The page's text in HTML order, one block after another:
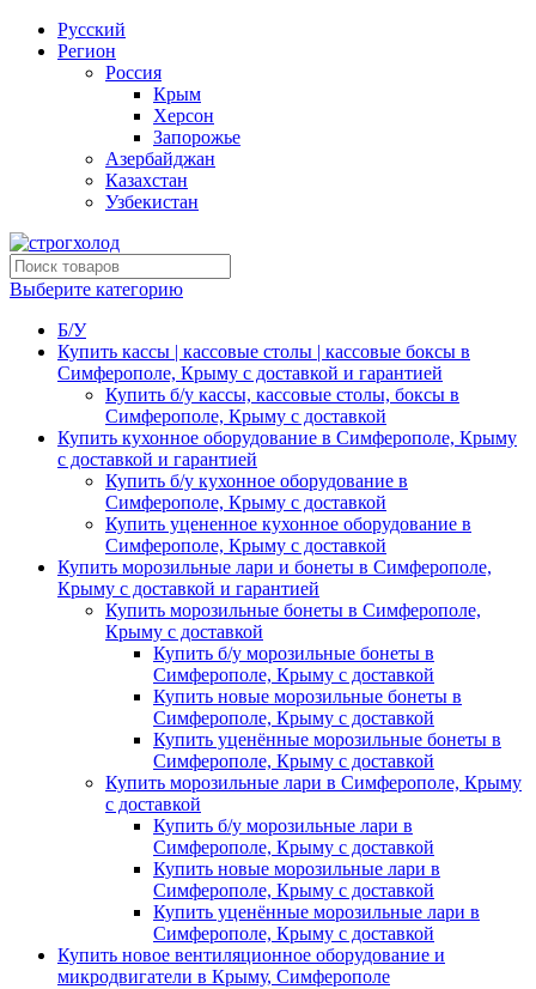
Русский
Регион
Россия
Крым
Херсон
Запорожье
Азербайджан
Казахстан
Узбекистан
Выберите категорию
Б/У
Купить кассы | кассовые столы | кассовые боксы в
Симферополе, Крыму с доставкой и гарантией
Купить б/у кассы, кассовые столы, боксы в
Симферополе, Крыму с доставкой
Купить кухонное оборудование в Симферополе, Крыму
с доставкой и гарантией
Купить б/у кухонное оборудование в
Симферополе, Крыму с доставкой
Купить уцененное кухонное оборудование в
Симферополе, Крыму с доставкой
Купить морозильные лари и бонеты в Симферополе,
Крыму с доставкой и гарантией
Купить морозильные бонеты в Симферополе,
Крыму с доставкой
Купить б/у морозильные бонеты в
Симферополе, Крыму с доставкой
Купить новые морозильные бонеты в
Симферополе, Крыму с доставкой
Купить уценённые морозильные бонеты в
Симферополе, Крыму с доставкой
Купить морозильные лари в Симферополе, Крыму
с доставкой
Купить б/у морозильные лари в
Симферополе, Крыму с доставкой
Купить новые морозильные лари в
Симферополе, Крыму с доставкой
Купить уценённые морозильные лари в
Симферополе, Крыму с доставкой
Купить новое вентиляционное оборудование и
микродвигатели в Крыму, Симферополе